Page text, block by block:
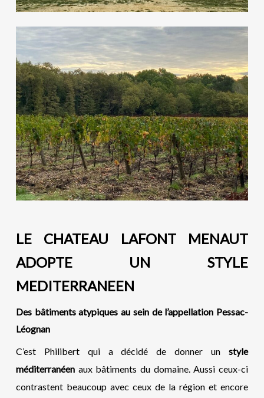
LE CHATEAU LAFONT MENAUT
ADOPTE UN STYLE
MEDITERRANEEN
Des bâtiments atypiques au sein de l’appellation Pessac-
Léognan
C’est Philibert qui a décidé de donner unstyle
méditerranéenaux bâtiments du domaine. Aussi ceux-ci
contrastent beaucoup avec ceux de la région et encore